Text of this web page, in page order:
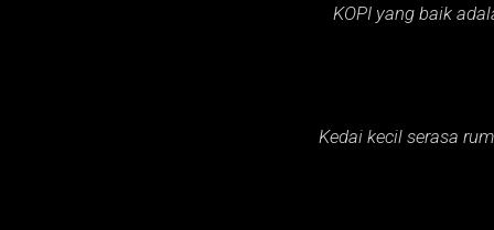
KOPI yang baik
Kedai kecil serasa